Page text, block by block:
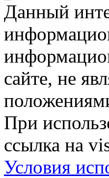
Данный
сайте, не
При
ссылка на
Условия